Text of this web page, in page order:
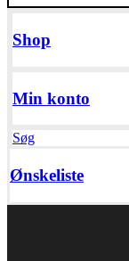
Shop
Min konto
Søg
Ønskeliste